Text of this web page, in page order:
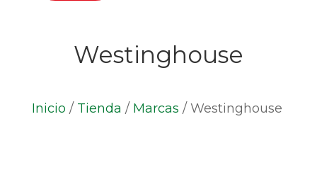
Westinghouse
Inicio / Tienda / Marcas /Westinghouse